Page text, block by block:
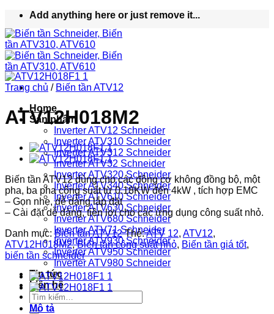
nội
dung
Add anything here or just remove it...
Home
Sản phẩm
Inverter ATV12 Schneider
Inverter ATV310 Schneider
Inverter ATV312 Schneider
Inverter ATV32 Schneider
Inverter ATV320 Schneider
Inverter ATV340 Schneider
Inverter ATV610 Schneider
Inverter ATV630 Schneider
Inverter ATV680 Schneider
Inverter ATV71 Schneider
Inverter ATV930 Schneider
Inverter ATV950 Schneider
Inverter ATV980 Schneider
Tin tức
Liên hệ
Tìm
kiếm:
Trang chủ / Biến tần ATV12
ATV12H018M2
Biến tần ATV12 dùng cho các động cơ không đồng bộ, một
pha, ba pha công suất từ 0.18KW đến 4kW , tích hợp EMC
– Gọn nhẹ, dễ dàng lắp đặt
– Cài đặt dễ dàng, tiện lợi cho các ứng dụng công suất nhỏ.
Danh mục:Biến tần ATV12 Thẻ:ATV 12, ATV12,
ATV12H018M2,Biến tần công suất nhỏ, Biến tần giá tốt,
biến tần schneider
Mô tả